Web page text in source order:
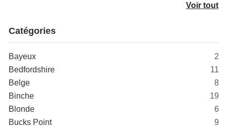
Voir tout
Catégories
Bayeux
2
Bedfordshire
11
Belge
8
Binche
19
Blonde
6
Bucks Point
9